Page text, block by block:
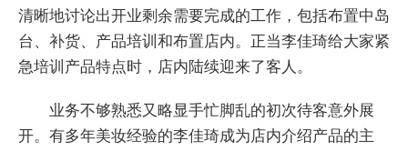
清晰地讨论出开业剩余需要完成的工作，包括布置中岛
台、补货、产品培训和布置店内。正当李佳琦给大家紧
急培训产品特点时，店内陆续迎来了客人。
业务不够熟悉又略显手忙脚乱的初次待客意外展
开。有多年美妆经验的李佳琦成为店内介绍产品的主